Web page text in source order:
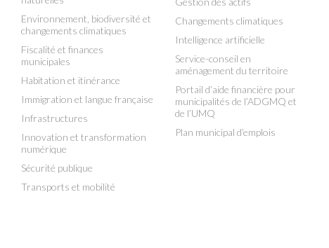
Environnement, biodiversité et
changements climatiques
Fiscalité et finances
municipales
Habitation et itinérance
Immigration et langue française
Infrastructures
Innovation et transformation
numérique
Sécurité publique
Transports et mobilité
Changements climatiques
Intelligence artificielle
Service-conseil en
aménagement du territoire
Portail d’aide financière pour
municipalités de l’ADGMQ et
de l’UMQ
Plan municipal d’emplois